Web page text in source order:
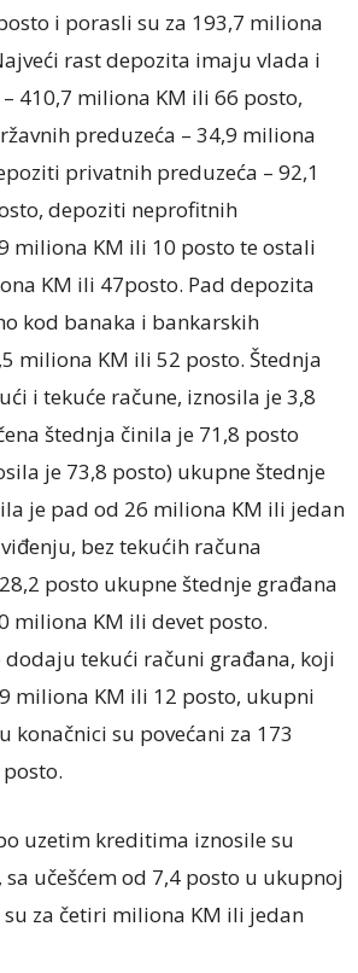
i porasli su za 193,7 miliona
rast depozita imaju vlada i
410,7 miliona KM ili 66 posto,
preduzeća – 34,9 miliona
privatnih preduzeća – 92,1
depoziti neprofitnih
miliona KM ili 10 posto te ostali
KM ili 47posto. Pad depozita
kod banaka i bankarskih
miliona KM ili 52 posto. Štednja
i tekuće račune, iznosila je 3,8
štednja činila je 71,8 posto
je 73,8 posto) ukupne štednje
je pad od 26 miliona KM ili jedan
bez tekućih računa
posto ukupne štednje građana
miliona KM ili devet posto.
dodaju tekući računi građana, koji
miliona KM ili 12 posto, ukupni
konačnici su povećani za 173
uzetim kreditima iznosile su
učešćem od 7,4 posto u ukupnoj
za četiri miliona KM ili jedan